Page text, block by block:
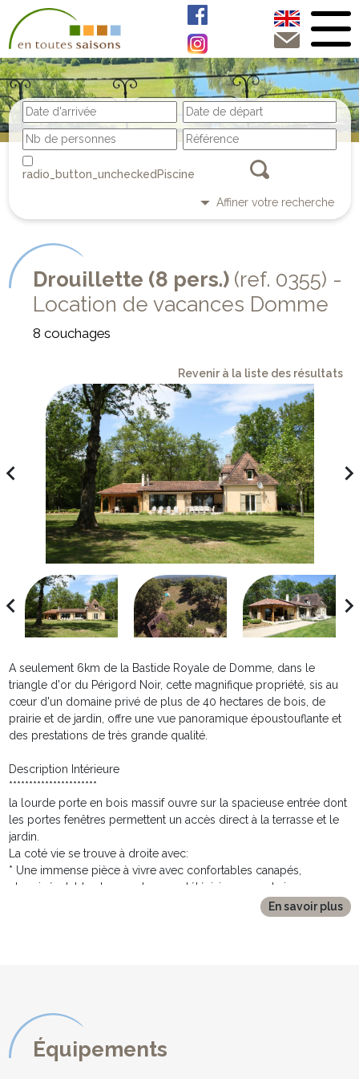
Piscine
Affiner votre recherche
Drouillette (8 pers.) (ref. 0355) -
Location de vacances Domme
8 couchages
Revenir à la liste des résultats
A seulement 6km de la Bastide Royale de Domme, dans le
triangle d'or du Périgord Noir, cette magnifique propriété, sis au
cœur d'un domaine privé de plus de 40 hectares de bois, de
prairie et de jardin, offre une vue panoramique époustouflante et
des prestations de très grande qualité.
Description Intérieure
**********************
la lourde porte en bois massif ouvre sur la spacieuse entrée dont
les portes fenêtres permettent un accès direct à la terrasse et le
jardin.
La coté vie se trouve à droite avec:
* Une immense pièce à vivre avec confortables canapés,
cheminée, tables basses, lampes, télévision avec chaines
* Une grande table avec chaises et bancs permettant de longue
pour les soirées sous les étoiles!
La coté nuit se trouve à gauche de l'entrée avec au rez de
chaussée:
En savoir plus
Équipements